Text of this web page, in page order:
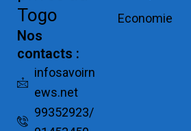
Togo
Nos
contacts :
infosavoirn
ews.net
99352923/
Economie